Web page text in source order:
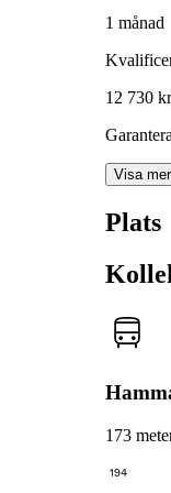
1 månad
12 730 kr
Visa mer
Plats
173
194